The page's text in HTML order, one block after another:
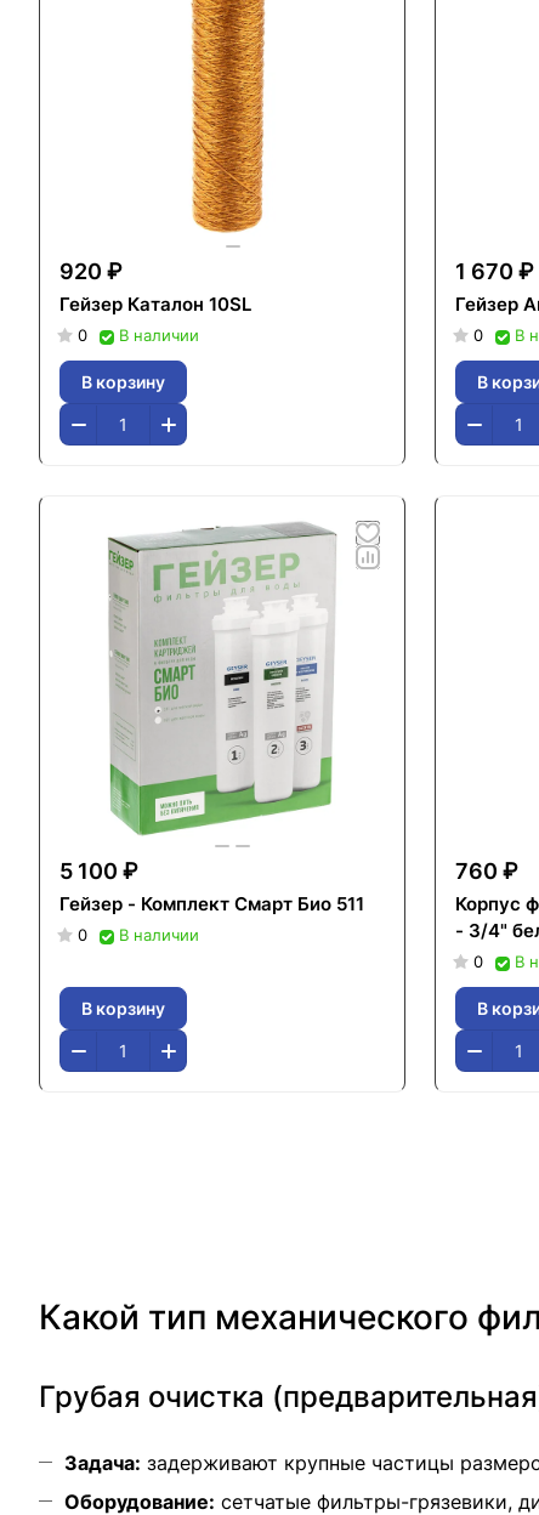
920 ₽
Гейзер Каталон 10SL
0 В наличии
В корзину
1 670 ₽
Гейзер
0 В
В
5 100 ₽
Гейзер - Комплект Смарт Био 511
0 В наличии
В корзину
760 ₽
Корпус
- 3/4"
0 В
В
Какой тип механического
Грубая очистка
Задача: задерживают крупные частицы
Оборудование: сетчатые фильтры-грязевики,